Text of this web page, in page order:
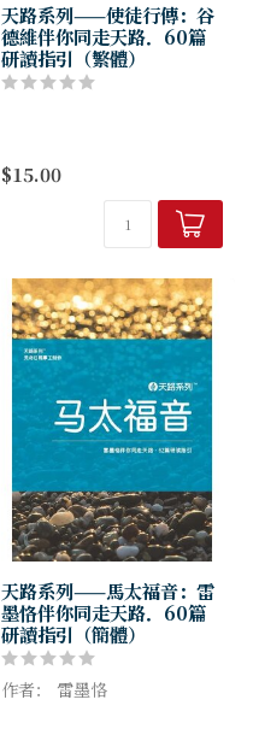
天路系列——使徒行傳：谷
德維伴你同走天路．60篇
研讀指引（繁體）
$15.00
天路系列——馬太福音：雷
墨恪伴你同走天路．60篇
研讀指引（簡體）
作者： 雷墨恪